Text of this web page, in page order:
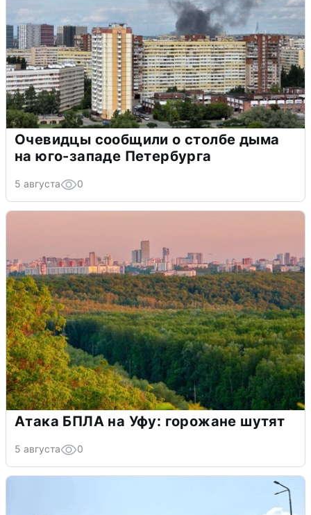
Очевидцы сообщили о столбе дыма
на юго-западе Петербурга
5 августа 0
Атака БПЛА на Уфу: горожане шутят
5 августа 0